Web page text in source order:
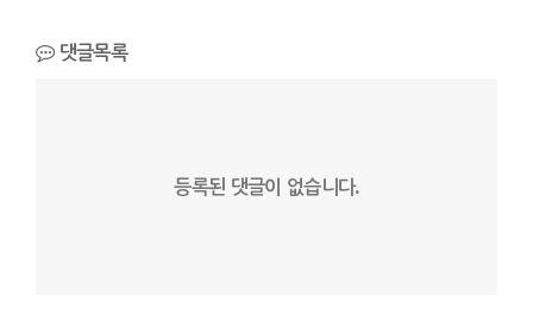
댓글목록
등록된 댓글이 없습니다.